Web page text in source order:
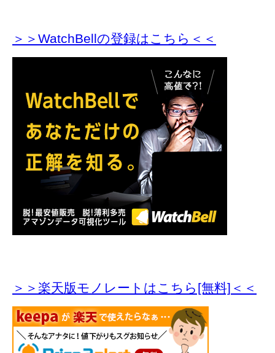
＞＞WatchBellの登録はこちら＜＜
＞＞楽天版モノレートはこちら[無料]＜＜